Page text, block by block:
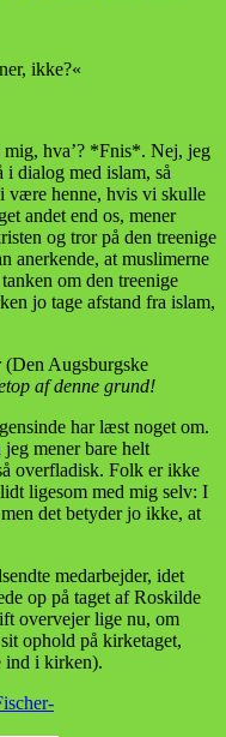
ikke?«
hva’? *Fnis*. Nej, jeg
i dialog med islam, så
være henne, hvis vi skulle
andet end os, mener
og tror på den treenige
anerkende, at muslimerne
om den treenige
jo tage afstand fra islam,
(Den Augsburgske
af denne grund!
har læst noget om.
mener bare helt
overfladisk. Folk er ikke
ligesom med mig selv: I
det betyder jo ikke, at
medarbejder, idet
op på taget af Roskilde
overvejer lige nu, om
ophold på kirketaget,
ind i kirken).